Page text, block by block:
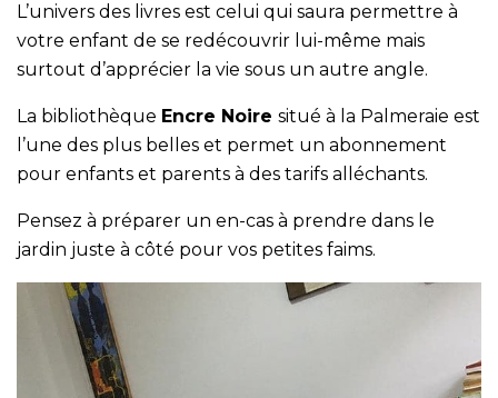
L’univers des livres est celui qui saura permettre à
votre enfant de se redécouvrir lui-même mais
surtout d’apprécier la vie sous un autre angle.
La bibliothèque Encre Noire situé à la Palmeraie est
l’une des plus belles et permet un abonnement
pour enfants et parents à des tarifs alléchants.
Pensez à préparer un en-cas à prendre dans le
jardin juste à côté pour vos petites faims.